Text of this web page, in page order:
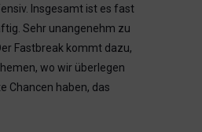
Insgesamt ist es fast
Sehr unangenehm zu
Fastbreak kommt dazu,
wo wir überlegen
Chancen haben, das